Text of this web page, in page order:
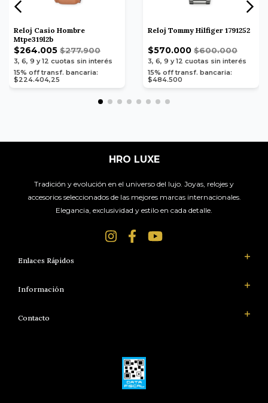
Reloj Casio Hombre
Mtpe319l2b
$264.005 $277.900
3, 6, 9 y 12 cuotas sin interés
15% off transf. bancaria:
$224.404,25
Reloj Tommy Hilfiger 1791252
$570.000 $600.000
3, 6, 9 y 12 cuotas sin interés
15% off transf. bancaria:
$484.500
HRO LUXE
Tradición y evolución en el universo del lujo. Joyas, relojes y
accesorios seleccionados de las mejores marcas internacionales.
Elegancia, exclusividad y estilo en cada detalle.
Enlaces Rápidos
Información
Contacto